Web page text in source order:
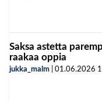
Saksa astetta
raakaa oppia
jukka_malm 01.06.2026